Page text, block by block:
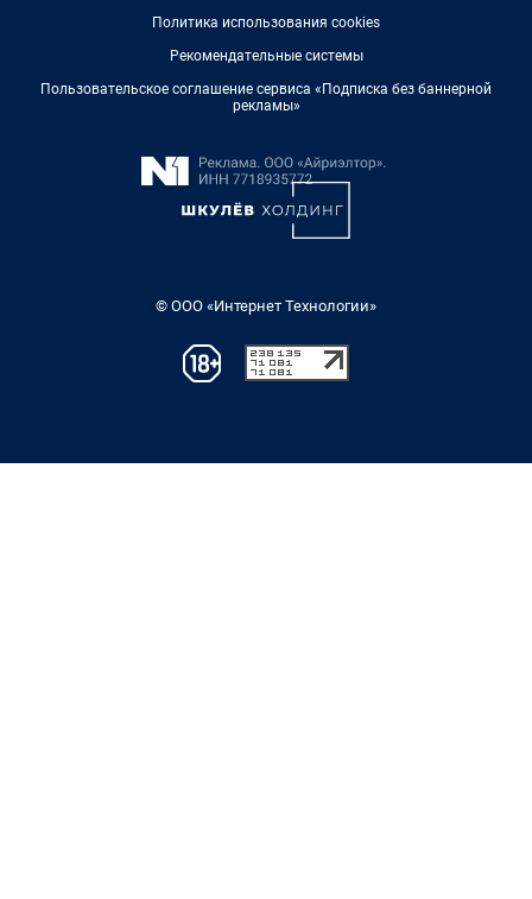
Политика использования cookies
Рекомендательные системы
Пользовательское соглашение сервиса «Подписка без баннерной
рекламы»
© ООО «Интернет Технологии»